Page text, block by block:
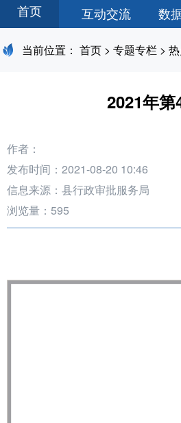
首页
互动交流
数
当前位置： 首页 > 专题专栏 >
2021年第
作者：
发布时间：2021-08-20 10:46
信息来源：县行政审批服务局
浏览量： 595